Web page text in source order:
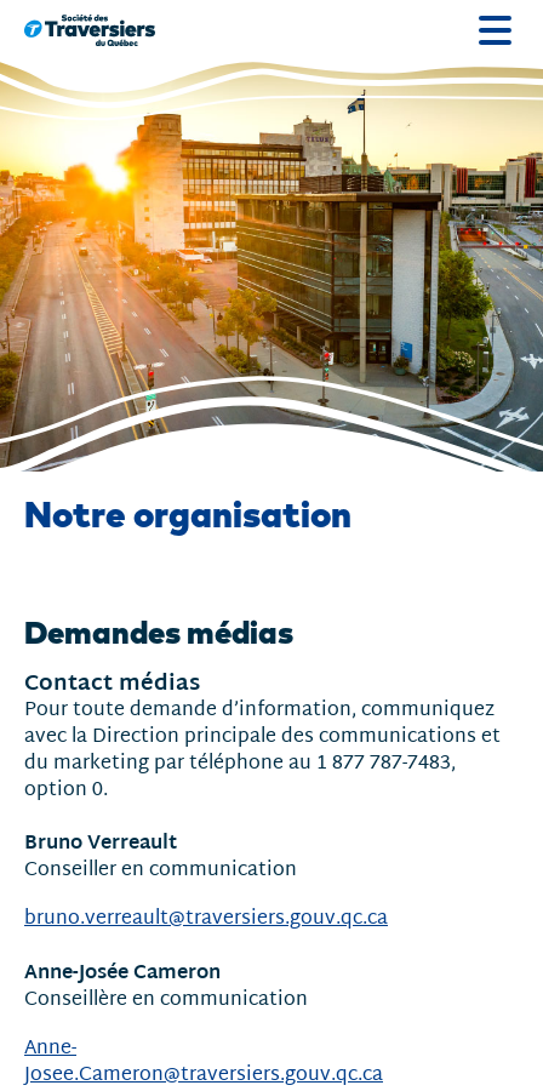
Passer
au
contenu
Notre organisation
et
communiqués
Demandes médias
Contact médias
Pour toute demande d’information, communiquez
avec la Direction principale des communications et
du marketing par téléphone au 1 877 787-7483,
option 0.
Bruno Verreault
Conseiller en communication
bruno.verreault@traversiers.gouv.qc.ca
Anne-Josée Cameron
Conseillère en communication
Anne-
Josee.Cameron@traversiers.gouv.qc.ca